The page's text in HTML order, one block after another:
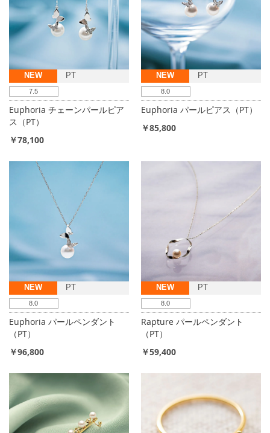
NEW PT
7.5
Euphoria チェーンパールピア
ス（PT）
￥78,100
NEW PT
8.0
Euphoria パールピアス（PT）
￥85,800
NEW PT
8.0
Euphoria パールペンダント
（PT）
￥96,800
NEW PT
8.0
Rapture パールペンダント
（PT）
￥59,400